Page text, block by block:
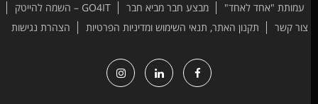
עמותת "אחד לאחד"
מבצע חבר מביא חבר
GO4IT – השמה להייטק
צור קשר
תקנון האתר, תנאי השימוש ומדיניות הפרטיות הצהרת נגישות